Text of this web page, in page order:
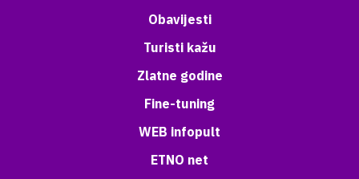
Obavijesti
Turisti kažu
Zlatne godine
Fine-tuning
WEB infopult
ETNO net